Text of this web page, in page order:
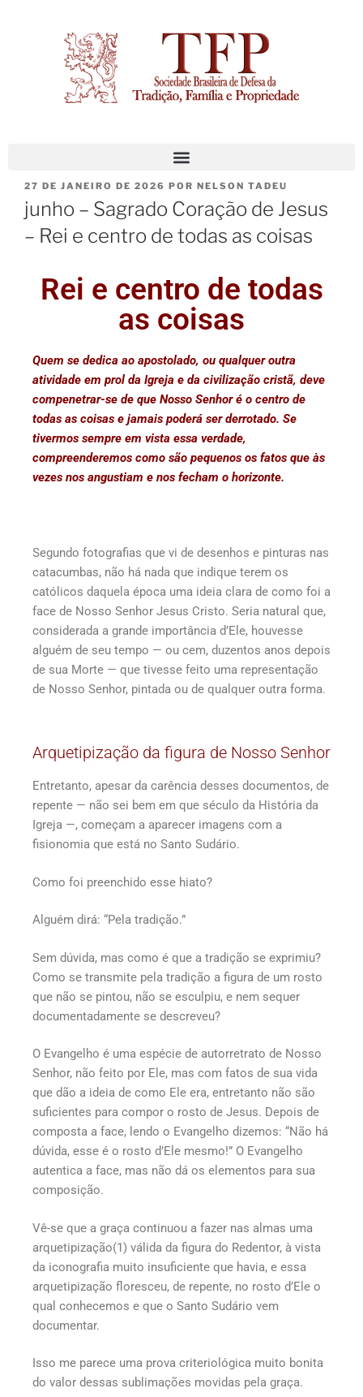
27 DE JANEIRO DE 2026 POR NELSON TADEU
junho – Sagrado Coração de Jesus
– Rei e centro de todas as coisas
Rei e centro de todas
as coisas
Quem se dedica ao apostolado, ou qualquer outra
atividade em prol da Igreja e da civilização cristã, deve
compenetrar-se de que Nosso Senhor é o centro de
todas as coisas e jamais poderá ser derrotado. Se
tivermos sempre em vista essa verdade,
compreenderemos como são pequenos os fatos que às
vezes nos angustiam e nos fecham o horizonte.
Segundo fotografias que vi de desenhos e pinturas nas
catacumbas, não há nada que indique terem os
católicos daquela época uma ideia clara de como foi a
face de Nosso Senhor Jesus Cristo. Seria natural que,
considerada a grande importância d’Ele, houvesse
alguém de seu tempo — ou cem, duzentos anos depois
de sua Morte — que tivesse feito uma representação
de Nosso Senhor, pintada ou de qualquer outra forma.
Arquetipização da figura de Nosso Senhor
Entretanto, apesar da carência desses documentos, de
repente — não sei bem em que século da História da
Igreja —, começam a aparecer imagens com a
fisionomia que está no Santo Sudário.
Como foi preenchido esse hiato?
Alguém dirá: “Pela tradição.”
Sem dúvida, mas como é que a tradição se exprimiu?
Como se transmite pela tradição a figura de um rosto
que não se pintou, não se esculpiu, e nem sequer
documentadamente se descreveu?
O Evangelho é uma espécie de autorretrato de Nosso
Senhor, não feito por Ele, mas com fatos de sua vida
que dão a ideia de como Ele era, entretanto não são
suficientes para compor o rosto de Jesus. Depois de
composta a face, lendo o Evangelho dizemos: “Não há
dúvida, esse é o rosto d’Ele mesmo!” O Evangelho
autentica a face, mas não dá os elementos para sua
composição.
Vê-se que a graça continuou a fazer nas almas uma
arquetipização(1) válida da figura do Redentor, à vista
da iconografia muito insuficiente que havia, e essa
arquetipização floresceu, de repente, no rosto d’Ele o
qual conhecemos e que o Santo Sudário vem
documentar.
Isso me parece uma prova criteriológica muito bonita
do valor dessas sublimações movidas pela graça.